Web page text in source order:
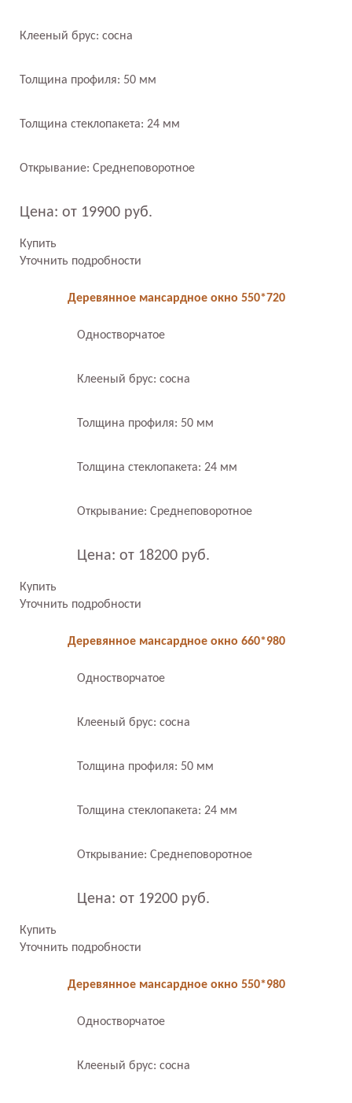
Клееный брус: сосна
Толщина профиля: 50 мм
Толщина стеклопакета: 24 мм
Открывание: Среднеповоротное
Цена: от 19900 руб.
Купить
Уточнить подробности
Деревянное мансардное окно 550*720
Одностворчатое
Клееный брус: сосна
Толщина профиля: 50 мм
Толщина стеклопакета: 24 мм
Открывание: Среднеповоротное
Цена: от 18200 руб.
Купить
Уточнить подробности
Деревянное мансардное окно 660*980
Одностворчатое
Клееный брус: сосна
Толщина профиля: 50 мм
Толщина стеклопакета: 24 мм
Открывание: Среднеповоротное
Цена: от 19200 руб.
Купить
Уточнить подробности
Деревянное мансардное окно 550*980
Одностворчатое
Клееный брус: сосна